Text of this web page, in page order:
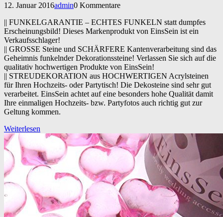
12. Januar 2016admin0 Kommentare
|| FUNKELGARANTIE – ECHTES FUNKELN statt dumpfes
Erscheinungsbild! Dieses Markenprodukt von EinsSein ist ein
Verkaufsschlager!
|| GROSSE Steine und SCHÄRFERE Kantenverarbeitung sind das
Geheimnis funkelnder Dekorationssteine! Verlassen Sie sich auf die
qualitativ hochwertigen Produkte von EinsSein!
|| STREUDEKORATION aus HOCHWERTIGEN Acrylsteinen
für Ihren Hochzeits- oder Partytisch! Die Dekosteine sind sehr gut
verarbeitet. EinsSein achtet auf eine besonders hohe Qualität damit
Ihre einmaligen Hochzeits- bzw. Partyfotos auch richtig gut zur
Geltung kommen.
Weiterlesen